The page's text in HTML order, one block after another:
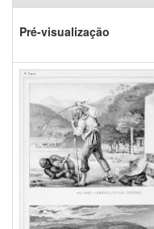
Pré-visualização